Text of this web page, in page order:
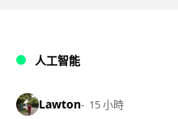
人工智能
Lawton 15 小時